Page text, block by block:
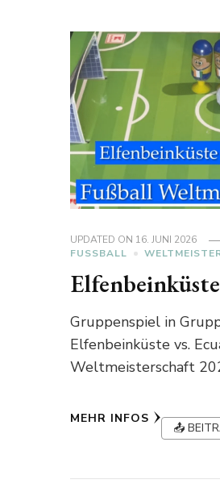
UPDATED ON 16. JUNI 2026
FUSSBALL
Gruppenspiel in
Elfenbeinküste vs.
Weltmeisterschaft
MEHR INFOS
📤